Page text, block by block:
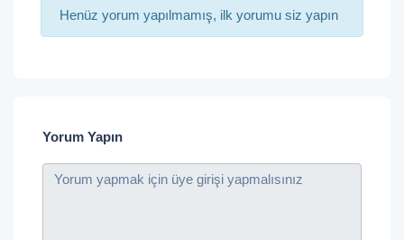
Henüz yorum yapılmamış, ilk yorumu siz yapın
Yorum Yapın